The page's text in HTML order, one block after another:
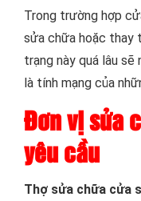
Trong trường hợp
sửa chữa hoặc thay
trạng này quá lâu
là tính mạng của
Đơn vị sửa
yêu cầu
Thợ sửa chữa cửa